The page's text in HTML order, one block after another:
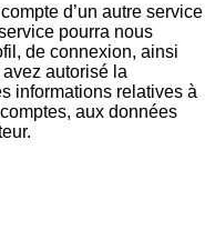
d’un autre service
pourra nous
de connexion, ainsi
autorisé la
informations relatives à
aux données